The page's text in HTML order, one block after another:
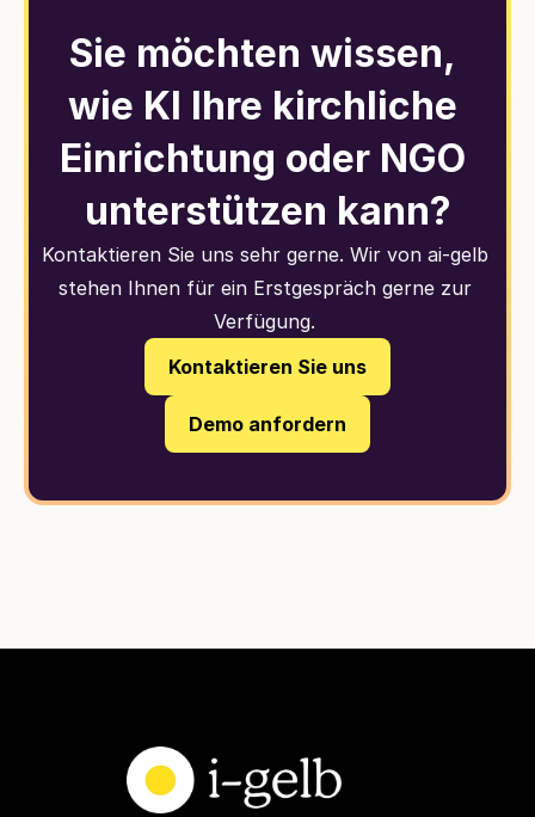
Sie möchten wissen,
wie KI Ihre kirchliche
Einrichtung oder NGO
unterstützen kann?
Kontaktieren Sie uns sehr gerne. Wir von ai-gelb
stehen Ihnen für ein Erstgespräch gerne zur
Verfügung.
Kontaktieren Sie uns
Demo anfordern